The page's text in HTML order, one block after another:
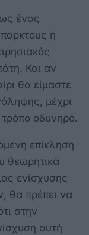
ένας
ή
Και αν
θα είμαστε
μέχρι
τρόπο οδυνηρό.
επίκληση
θεωρητικά
ενίσχυσης
θα πρέπει να
στην
αυτή